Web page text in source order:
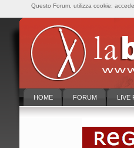
HOME FORUM LIVE
Questo Forum, utilizza cookie;